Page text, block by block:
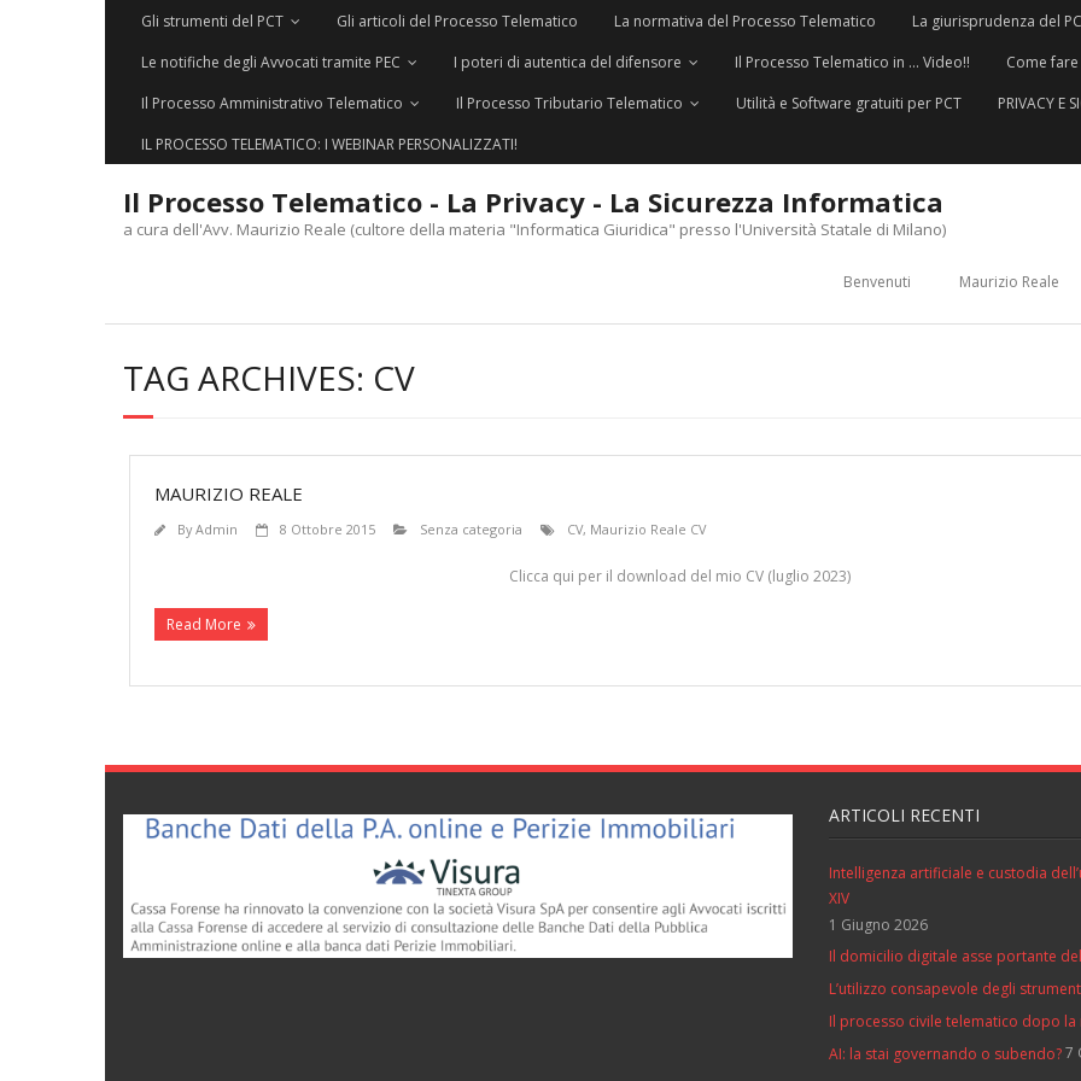
Gli strumenti del PCT Gli articoli del Processo Telematico La normativa del Processo Telematico
La giurisprudenza del
Le notifiche degli Avvocati tramite PEC
I poteri di autentica del difensore Il Processo Telematico in … Video!!
Come
Il Processo Amministrativo Telematico
Il Processo Tributario Telematico Utilità e Software gratuiti per PCT
PRIVACY E
IL PROCESSO TELEMATICO: I WEBINAR PERSONALIZZATI!
Il Processo Telematico - La Privacy - La Sicurezza Informatica
a cura dell'Avv. Maurizio Reale (cultore della materia "Informatica Giuridica" presso l'Università Statale di Milano)
Benvenuti Maurizio Reale
TAG ARCHIVES: CV
MAURIZIO REALE
ByAdmin 8 Ottobre 2015 Senza categoria CV, Maurizio Reale CV
Clicca qui per il download del mio CV (luglio 2023)
Read More
ARTICOLI RECENTI
Intelligenza artificiale e custodia
XIV
1 Giugno 2026
Il domicilio digitale asse portante
L’utilizzo consapevole degli
Il processo civile telematico dopo
AI: la stai governando o subendo?7